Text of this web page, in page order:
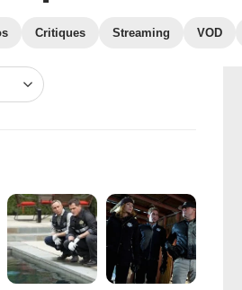
Critiques Streaming VOD